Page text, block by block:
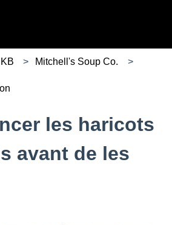
Mitchell's Soup Co.
les haricots
avant de les